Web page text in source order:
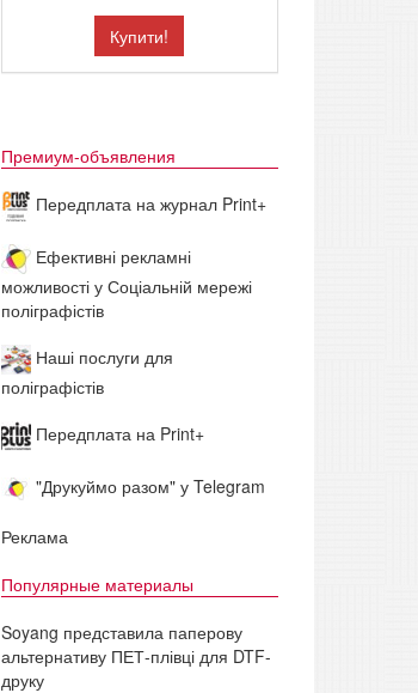
Купити!
Премиум-объявления
Передплата на журнал Print+
Ефективні рекламні
можливості у Соціальній мережі
поліграфістів
Наші послуги для
поліграфістів
Передплата на Print+
"Друкуймо разом" у Telegram
Реклама
Популярные материалы
Soyang представила паперову
альтернативу ПЕТ-плівці для DTF-
друку